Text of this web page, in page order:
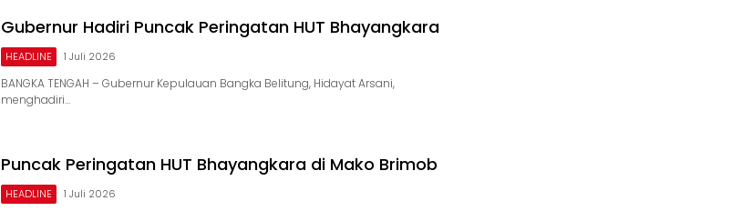
Gubernur Hadiri Puncak Peringatan HUT Bhayangkara
HEADLINE 1 Juli 2026
BANGKA TENGAH – Gubernur Kepulauan Bangka Belitung, Hidayat Arsani,
menghadiri…
Puncak Peringatan HUT Bhayangkara di Mako Brimob
HEADLINE 1 Juli 2026